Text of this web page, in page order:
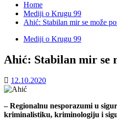
Home
Mediji o Krugu 99
Ahić: Stabilan mir se može
Mediji o Krugu 99
Ahić: Stabilan mir se
12.10.2020
– Regionalnu nesporazumi u
kriminalistiku, kriminologiju i